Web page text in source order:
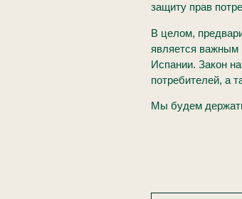
защиту прав
В целом,
является важным
Испании. Закон
потребителей, а
Мы будем держать